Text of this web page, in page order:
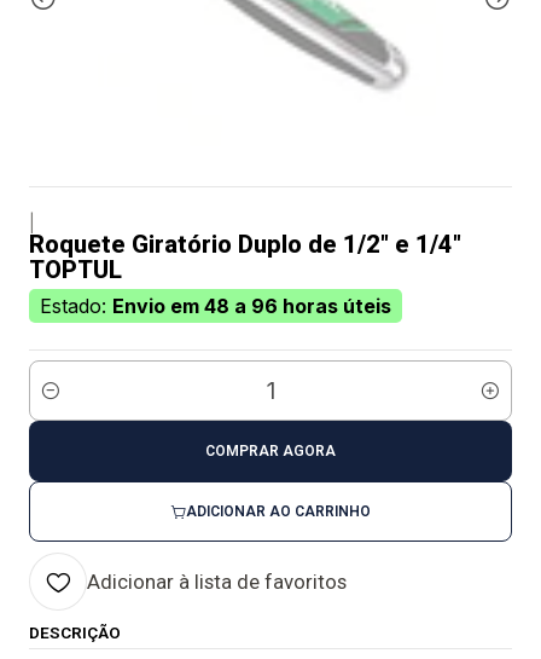
Roquete Giratório Duplo de 1/2" e 1/4"
TOPTUL
Estado: Envio em 48 a 96 horas úteis
Quantidade
ADICIONAR AO CARRINHO
COMPRAR AGORA
Adicionar à lista de favoritos
DESCRIÇÃO